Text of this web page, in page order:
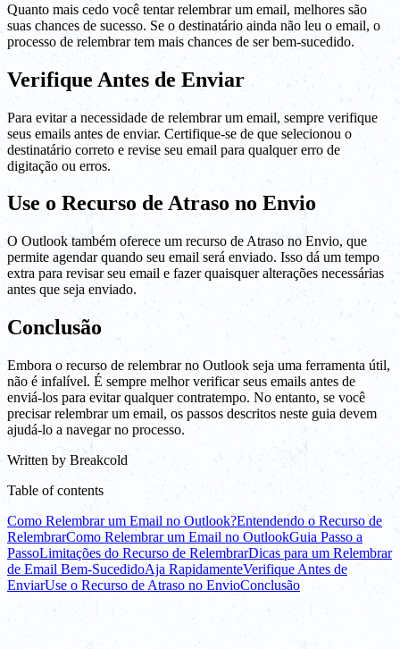
Quanto mais cedo você tentar relembrar um email, melhores são
suas chances de sucesso. Se o destinatário ainda não leu o email, o
processo de relembrar tem mais chances de ser bem-sucedido.
Verifique Antes de Enviar
Para evitar a necessidade de relembrar um email, sempre verifique
seus emails antes de enviar. Certifique-se de que selecionou o
destinatário correto e revise seu email para qualquer erro de
digitação ou erros.
Use o Recurso de Atraso no Envio
O Outlook também oferece um recurso de Atraso no Envio, que
permite agendar quando seu email será enviado. Isso dá um tempo
extra para revisar seu email e fazer quaisquer alterações necessárias
antes que seja enviado.
Conclusão
Embora o recurso de relembrar no Outlook seja uma ferramenta útil,
não é infalível. É sempre melhor verificar seus emails antes de
enviá-los para evitar qualquer contratempo. No entanto, se você
precisar relembrar um email, os passos descritos neste guia devem
ajudá-lo a navegar no processo.
Written by Breakcold
Table of contents
Como Relembrar um Email no Outlook?Entendendo o Recurso de
RelembrarComo Relembrar um Email no OutlookGuia Passo a
PassoLimitações do Recurso de RelembrarDicas para um Relembrar
de Email Bem-SucedidoAja RapidamenteVerifique Antes de
EnviarUse o Recurso de Atraso no EnvioConclusão